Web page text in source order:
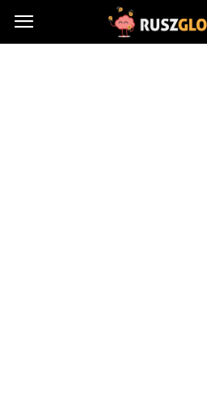
Ruszglowa.pl